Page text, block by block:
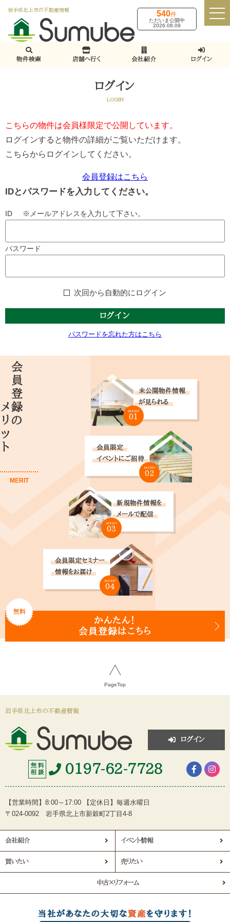
岩手県北上市の不動産情報 540件
ただいま公開中
2026.08.09
物件検索 店舗へ行く 会社紹介 ログイン
ログイン
LOGIN
こちらの物件は会員様限定で公開しています。
ログインすると物件の詳細がご覧いただけます。
こちらからログインしてください。
会員登録はこちら
IDとパスワードを入力してください。
ID ※メールアドレスを入力して下さい。
パスワード
次回から自動的にログイン
ログイン
パスワードを忘れた方はこちら
会員登録の
ト
MERIT
未公開物件情報
が見られる
MERIT
01
会員限定
イベントにご招待
MERIT
02
新規物件情報を
メールで配信
MERIT
03
会員限定セミナー
情報をお届け
MERIT
04
かんたん！
会員登録はこちら
無料
PageTop
岩手県北上市の不動産情報
ログイン
無 料
相 談
0197-62-7728
【営業時間】8:00～17:00 【定休日】毎週水曜日
〒024-0092 岩手県北上市新穀町2丁目4-8
会社紹介 イベント情報
買いたい 売りたい
中古×リフォーム